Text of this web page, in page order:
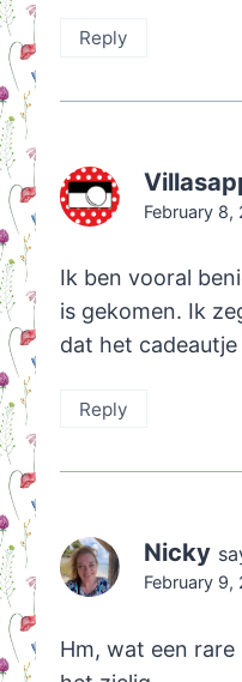
Reply
February
Ik ben vooral
is gekomen. Ik
dat het
Reply
Nicky
February 9,
Hm, wat een